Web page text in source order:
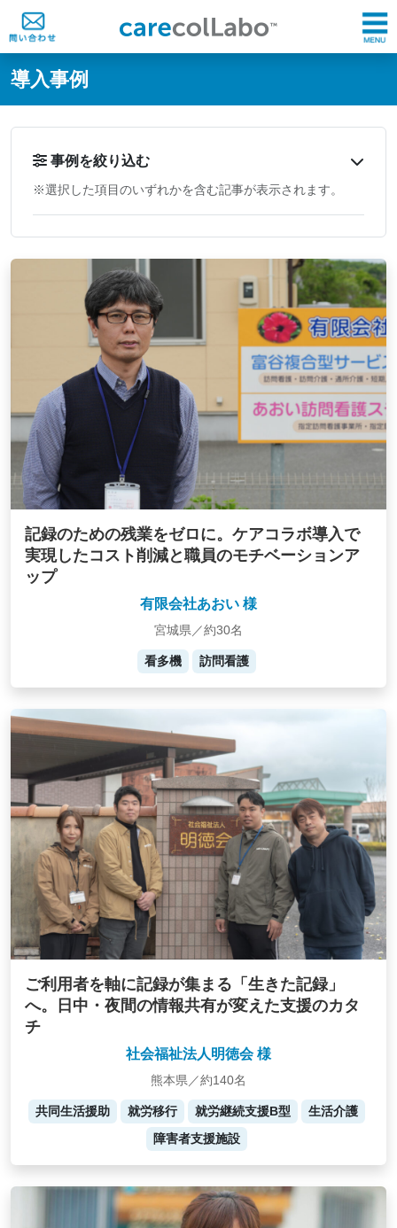
@ -0,0 +1,60 @@
導入事例
事例を絞り込む
※選択した項目のいずれかを含む記事が表示されます。
記録のための残業をゼロに。ケアコラボ導入で
実現したコスト削減と職員のモチベーションア
ップ
有限会社あおい 様
宮城県／約30名
看多機 訪問看護
ご利用者を軸に記録が集まる「生きた記録」
へ。日中・夜間の情報共有が変えた支援のカタ
チ
社会福祉法人明徳会 様
熊本県／約140名
共同生活援助 就労移行 就労継続支援B型
生活介護
障害者支援施設